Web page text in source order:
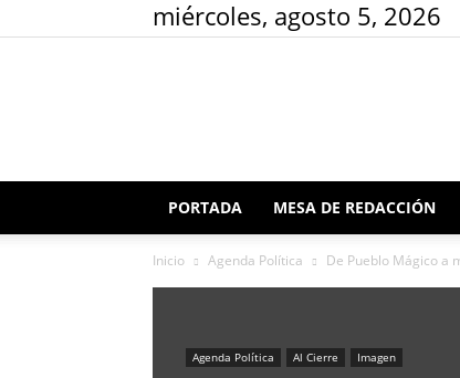
miércoles, agosto 5, 2026
PORTADA MESA DE REDACCIÓN
Inicio Agenda Política De Pueblo Mágico a
Agenda Política Al Cierre Imagen